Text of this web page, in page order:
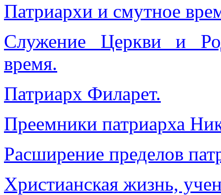
Патриархи и смутное
Служение Церкви и
время.
Патриарх Филарет.
Преемники патриарха
Расширение пределов
Христианская жизнь,